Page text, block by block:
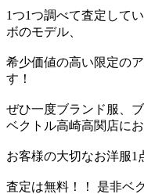
1つ1つ調べて査定して
ボのモデル、
希少価値の高い限定の
す！
ぜひ一度ブランド服、
ベクトル高崎高関店に
お客様の大切なお洋服1
査定は無料！！ 是非ベ